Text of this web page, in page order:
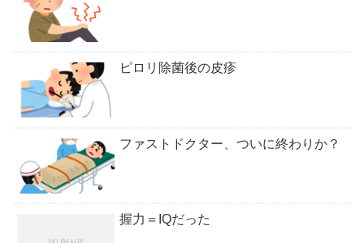
ピロリ除菌後の皮疹
ファストドクター、ついに終わりか？
握力＝IQだった